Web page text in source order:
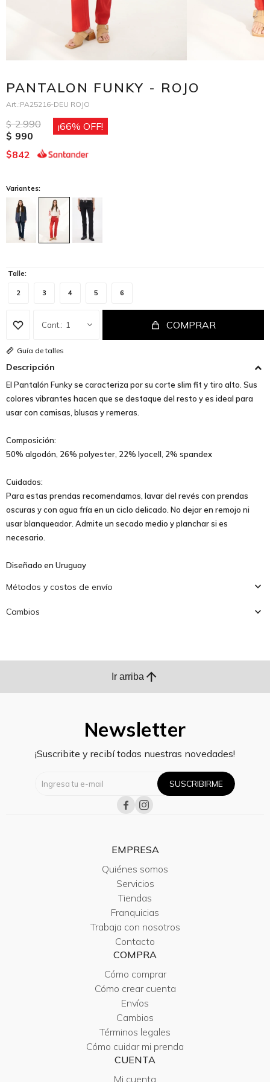
PANTALON FUNKY - ROJO
PA25216-DEU ROJO
$ 2.990
$ 990
66
$842
Variantes:
Talle:
2 3 4 5 6
1 COMPRAR
Guía de talles
Descripción
El Pantalón Funky se caracteriza por su corte slim fit y tiro alto. Sus
colores vibrantes hacen que se destaque del resto y es ideal para
usar con camisas, blusas y remeras.
Composición:
50% algodón, 26% polyester, 22% lyocell, 2% spandex
Cuidados:
Para estas prendas recomendamos, lavar del revés con prendas
oscuras y con agua fría en un ciclo delicado. No dejar en remojo ni
usar blanqueador. Admite un secado medio y planchar si es
necesario.
Diseñado en Uruguay
Métodos y costos de envío
Cambios
Ir arriba arrow_upward
Newsletter
¡Suscribite y recibí todas nuestras novedades!
SUSCRIBIRME
 
EMPRESA
Quiénes somos
Servicios
Tiendas
Franquicias
Trabaja con nosotros
Contacto
COMPRA
Cómo comprar
Cómo crear cuenta
Envíos
Cambios
Términos legales
Cómo cuidar mi prenda
CUENTA
Mi cuenta